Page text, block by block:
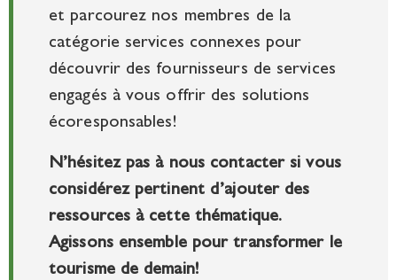
et parcourez nos membres de la
catégorie services connexes pour
découvrir des fournisseurs de services
engagés à vous offrir des solutions
écoresponsables!
N’hésitez pas à nous contacter si vous
considérez pertinent d’ajouter des
ressources à cette thématique.
Agissons ensemble pour transformer le
tourisme de demain!